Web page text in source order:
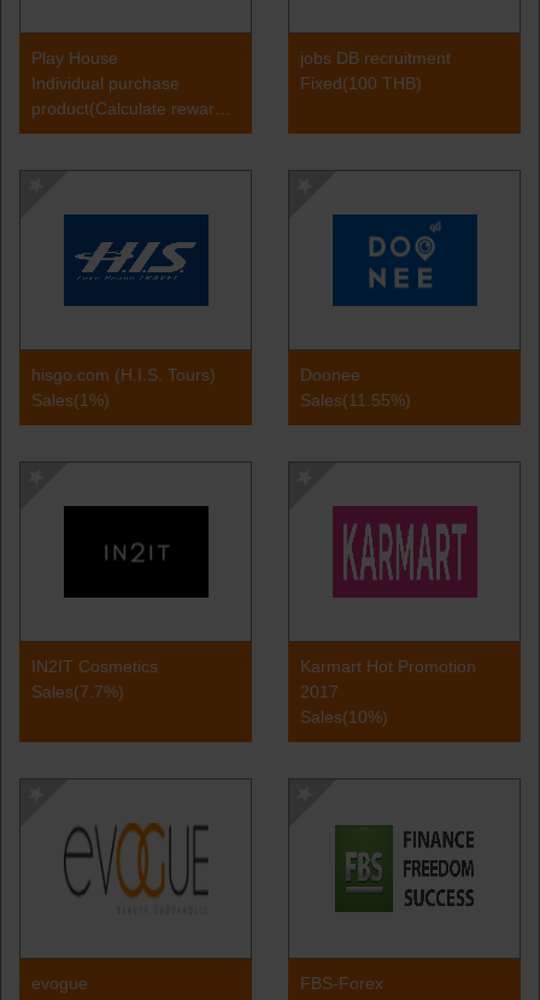
Play House
Individual purchase
product(Calculate reward
by Category)(9%)
jobs DB recruitment
Fixed(100 THB)
hisgo.com (H.I.S. Tours)
Sales(1%)
Doonee
Sales(11.55%)
IN2IT Cosmetics
Sales(7.7%)
Karmart Hot Promotion
2017
Sales(10%)
evogue
FBS-Forex